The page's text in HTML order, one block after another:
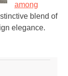
among
blend of
elegance.